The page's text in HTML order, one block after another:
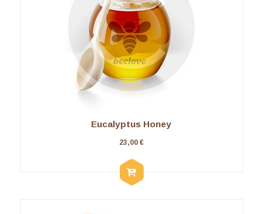
Eucalyptus Honey
23,00 €